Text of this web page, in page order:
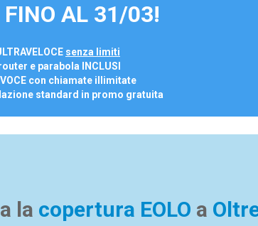
FINO AL 31/03!
senza limiti
e parabola INCLUSI
VOCE con chiamate illimitate
standard in promo gratuita
la copertura EOLO a